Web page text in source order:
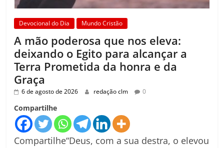
Devocional do Dia Mundo Cristão
A mão poderosa que nos eleva:
deixando o Egito para alcançar a
Terra Prometida da honra e da
Graça
6 de agosto de 2026 redação clm 0
Compartilhe
Compartilhe“Deus, com a sua destra, o elevou